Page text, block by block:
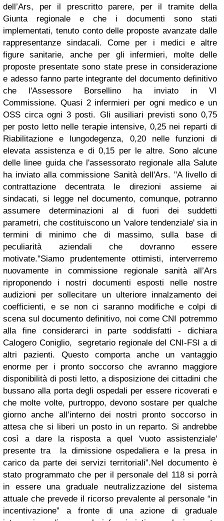
dell’Ars, per il prescritto parere, per il tramite della
Giunta regionale e che i documenti sono stati
implementati, tenuto conto delle proposte avanzate dalle
rappresentanze sindacali. Come per i medici e altre
figure sanitarie, anche per gli infermieri, molte delle
proposte presentate sono state prese in considerazione
e adesso fanno parte integrante del documento definitivo
che l'Assessore Borsellino ha inviato in VI
Commissione. Quasi 2 infermieri per ogni medico e un
OSS circa ogni 3 posti. Gli ausiliari previsti sono 0,75
per posto letto nelle terapie intensive, 0,25 nei reparti di
Riabilitazione e lungodegenza, 0,20 nelle funzioni di
elevata assistenza e di 0,15 per le altre. Sono alcune
delle linee guida che l'assessorato regionale alla Salute
ha inviato alla commissione Sanità dell'Ars. "A livello di
contrattazione decentrata le direzioni assieme ai
sindacati, si legge nel documento, comunque, potranno
assumere determinazioni al di fuori dei suddetti
parametri, che costituiscono un 'valore tendenziale' sia in
termini di minimo che di massimo, sulla base di
peculiarità aziendali che dovranno essere
motivate."Siamo prudentemente ottimisti, interverremo
nuovamente in commissione regionale sanità all’Ars
riproponendo i nostri documenti esposti nelle nostre
audizioni per sollecitare un ulteriore innalzamento dei
coefficienti, e se non ci saranno modifiche e colpi di
scena sul documento definitivo, noi come CNI potremmo
alla fine considerarci in parte soddisfatti - dichiara
Calogero Coniglio, segretario regionale del CNI-FSI a di
altri pazienti. Questo comporta anche un vantaggio
enorme per i pronto soccorso che avranno maggiore
disponibilità di posti letto, a disposizione dei cittadini che
bussano alla porta degli ospedali per essere ricoverati e
che molte volte, purtroppo, devono sostare per qualche
giorno anche all’interno dei nostri pronto soccorso in
attesa che si liberi un posto in un reparto. Si andrebbe
così a dare la risposta a quel 'vuoto assistenziale'
presente tra la dimissione ospedaliera e la presa in
carico da parte dei servizi territoriali”.Nel documento è
stato programmato che per il personale del 118 si porrà
in essere una graduale neutralizzazione del sistema
attuale che prevede il ricorso prevalente al personale “in
incentivazione” a fronte di una azione di graduale